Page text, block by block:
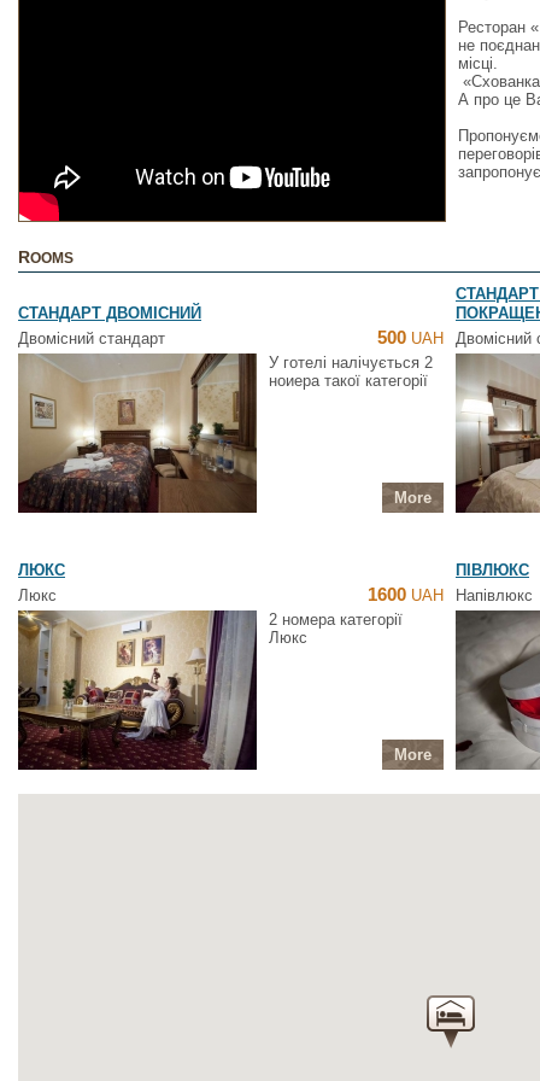
Ресторан
не
місці.
А про це
ROOMS
СТАНДАРТ ДВОМІСНИЙ
Двомісний стандарт
500 UAH
У готелі налічується 2
ноиера такої категорії
More
Двомісний
ЛЮКС
Люкс
1600 UAH
2 номера категорії
Люкс
More
ПІВЛЮКС
Напівлюкс